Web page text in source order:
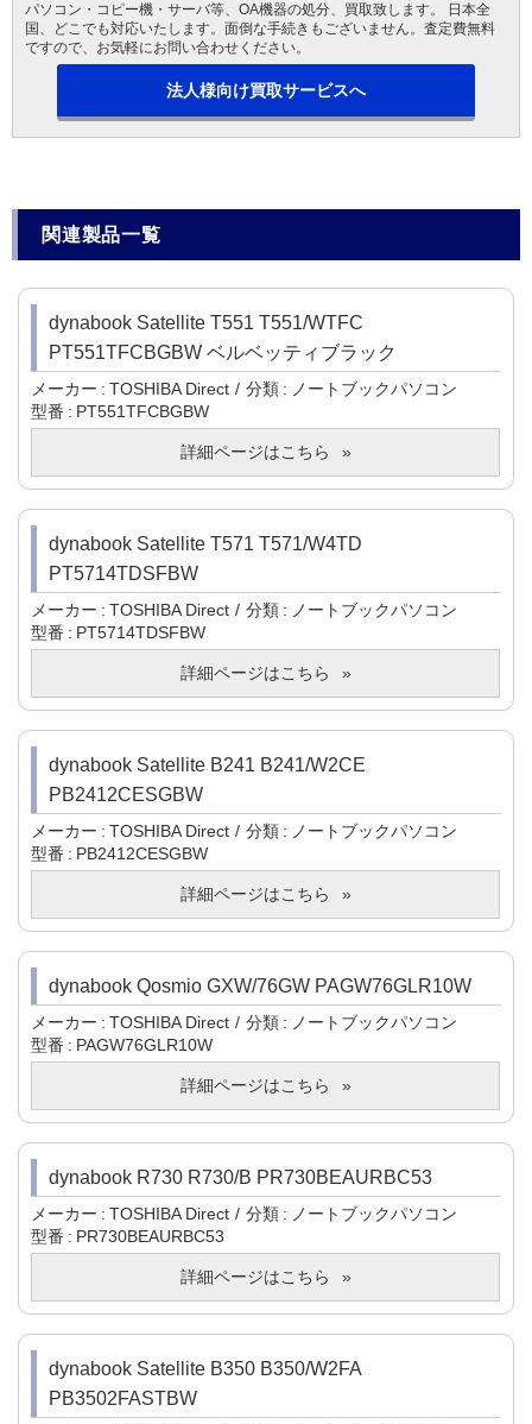
パソコン・コピー機・サーバ等、OA機器の処分、買取致します。 日本全
国、どこでも対応いたします。面倒な手続きもございません。査定費無料
ですので、お気軽にお問い合わせください。
法人様向け買取サービスへ
関連製品一覧
dynabook Satellite T551 T551/WTFC
PT551TFCBGBW ベルベッティブラック
メーカー TOSHIBA Direct 分類
ノートブックパソコン
型番
PT551TFCBGBW
詳細ページはこちら
dynabook Satellite T571 T571/W4TD
PT5714TDSFBW
メーカー TOSHIBA Direct 分類
ノートブックパソコン
型番
PT5714TDSFBW
詳細ページはこちら
dynabook Satellite B241 B241/W2CE
PB2412CESGBW
メーカー TOSHIBA Direct 分類
ノートブックパソコン
型番
PB2412CESGBW
詳細ページはこちら
dynabook Qosmio GXW/76GW PAGW76GLR10W
メーカー TOSHIBA Direct 分類
ノートブックパソコン
型番
PAGW76GLR10W
詳細ページはこちら
dynabook R730 R730/B PR730BEAURBC53
メーカー TOSHIBA Direct 分類
ノートブックパソコン
型番
PR730BEAURBC53
詳細ページはこちら
dynabook Satellite B350 B350/W2FA
PB3502FASTBW